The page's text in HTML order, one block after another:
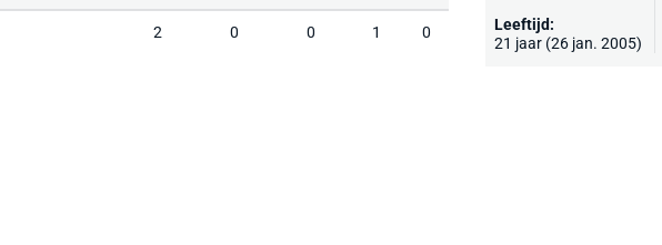
2 0 0 1 0
Leeftijd:
21 jaar (26 jan. 2005)